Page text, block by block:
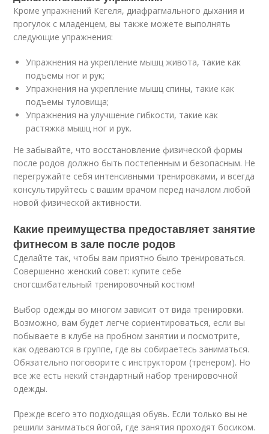
Кроме упражнений Кегеля, диафрагмального дыхания и
прогулок с младенцем, вы также можете выполнять
следующие упражнения:
Упражнения на укрепление мышц живота, такие как
подъемы ног и рук;
Упражнения на укрепление мышц спины, такие как
подъемы туловища;
Упражнения на улучшение гибкости, такие как
растяжка мышц ног и рук.
Не забывайте, что восстановление физической формы
после родов должно быть постепенным и безопасным. Не
перегружайте себя интенсивными тренировками, и всегда
консультируйтесь с вашим врачом перед началом любой
новой физической активности.
Какие преимущества предоставляет занятие
фитнесом в зале после родов
Сделайте так, чтобы вам приятно было тренироваться.
Совершенно женский совет: купите себе
сногсшибательный тренировочный костюм!
Выбор одежды во многом зависит от вида тренировки.
Возможно, вам будет легче сориентироваться, если вы
побываете в клубе на пробном занятии и посмотрите,
как одеваются в группе, где вы собираетесь заниматься.
Обязательно поговорите с инструктором (тренером). Но
все же есть некий стандартный набор тренировочной
одежды.
Прежде всего это подходящая обувь. Если только вы не
решили заниматься йогой, где занятия проходят босиком.